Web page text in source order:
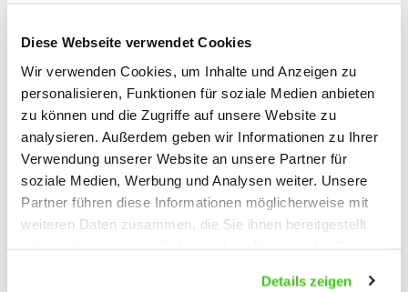
Diese Webseite verwendet Cookies
Wir verwenden Cookies, um Inhalte und Anzeigen zu
personalisieren, Funktionen für soziale Medien anbieten
zu können und die Zugriffe auf unsere Website zu
analysieren. Außerdem geben wir Informationen zu Ihrer
Verwendung unserer Website an unsere Partner für
soziale Medien, Werbung und Analysen weiter. Unsere
Partner führen diese Informationen möglicherweise mit
weiteren Daten zusammen, die Sie ihnen bereitgestellt
Details zeigen
MATHIAS SCHERRER
Außendienst
Gebiet Schweiz CH
Emailm.scherrer@neff-gt.de